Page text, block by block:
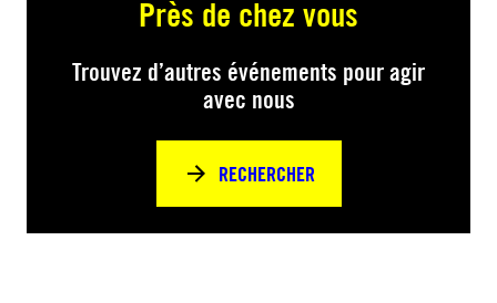
Près de chez vous
Trouvez d’autres événements pour agir
avec nous
RECHERCHER